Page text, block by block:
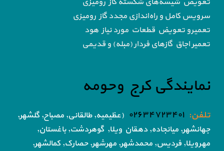
سرویس کامل و راه‌اندازی مجدد گاز رومیزی
تعمیرو تعویض قطعات مورد نیاز هود
تعمیر اجاق گاز‌های فردار (مبله) و قدیمی
نمایندگی کرج وحومه
تلفن: ۰۲۶۳۴۷۲۳۴۰۱
(عظیمیه, طالقانی, مصباح, گلشهر,
جهانشهر, میانجاده, دهقان ویلا, گوهردشت, باغستان,
مهرویلا, فردیس, محمدشهر, مهرشهر, حصارک, کمالشهر,